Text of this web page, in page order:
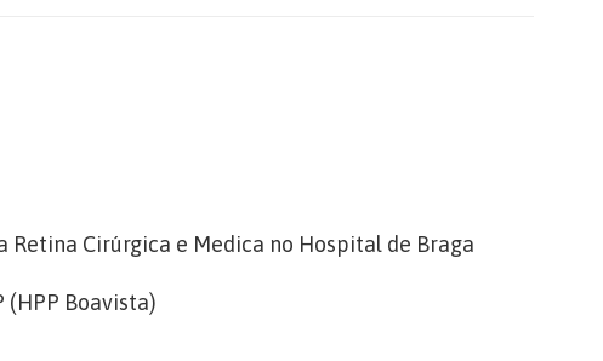
Cirúrgica e Medica no Hospital de Braga
Boavista)